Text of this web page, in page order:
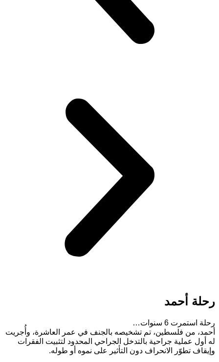
رحلة أحمد
رحلة استمرت 6 سنوات…
أحمد، من فلسطين، تم تشخيصه بالجنف في عمر العاشرة، وأُجريت
له أول عملية جراحية بالتدخل الجراحي المحدود لتثبيت الفقرات
وإيقاف تطوّر الانحراف دون التأثير على نموه أو طوله.